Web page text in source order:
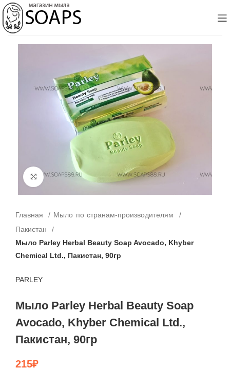
Click to enlarge
Главная
Мыло по странам-производителям
Пакистан
Мыло Parley Herbal Beauty Soap Avocado, Khyber
Chemical Ltd., Пакистан, 90гр
PARLEY
Мыло Parley Herbal Beauty Soap
Avocado, Khyber Chemical Ltd.,
Пакистан, 90гр
215₽